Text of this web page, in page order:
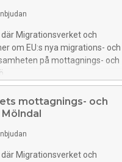
Migrationsverket och
om EU:s nya migrations-
på mottagnings- och
mottagnings- och
Migrationsverket och